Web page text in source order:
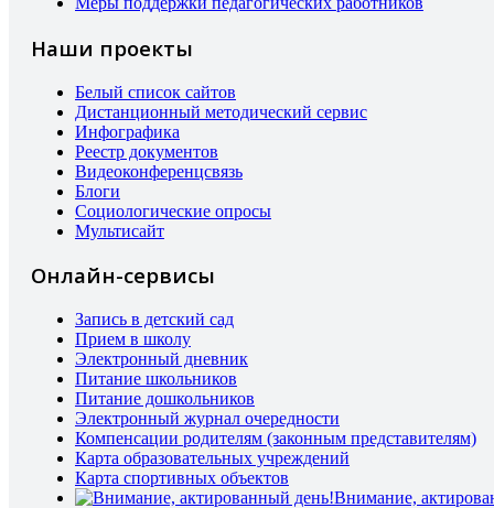
Наши проекты
Белый список сайтов
Дистанционный методический сервис
Инфографика
Реестр документов
Видеоконференцсвязь
Блоги
Социологические опросы
Мультисайт
Онлайн-сервисы
Запись в детский сад
Прием в школу
Электронный дневник
Питание школьников
Питание дошкольников
Электронный журнал очередности
Компенсации родителям (законным представителям)
Карта образовательных учреждений
Карта спортивных объектов
Внимание,